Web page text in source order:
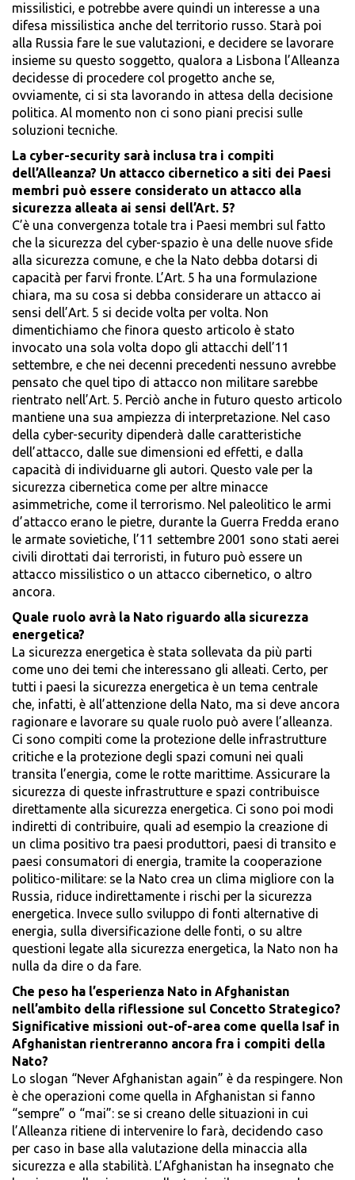
missilistici, e potrebbe avere quindi un interesse a una
difesa missilistica anche del territorio russo. Starà poi
alla Russia fare le sue valutazioni, e decidere se lavorare
insieme su questo soggetto, qualora a Lisbona l’Alleanza
decidesse di procedere col progetto anche se,
ovviamente, ci si sta lavorando in attesa della decisione
politica. Al momento non ci sono piani precisi sulle
soluzioni tecniche.
La cyber-security sarà inclusa tra i compiti
dell’Alleanza? Un attacco cibernetico a siti dei Paesi
membri può essere considerato un attacco alla
sicurezza alleata ai sensi dell’Art. 5?
C’è una convergenza totale tra i Paesi membri sul fatto
che la sicurezza del cyber-spazio è una delle nuove sfide
alla sicurezza comune, e che la Nato debba dotarsi di
capacità per farvi fronte. L’Art. 5 ha una formulazione
chiara, ma su cosa si debba considerare un attacco ai
sensi dell’Art. 5 si decide volta per volta. Non
dimentichiamo che finora questo articolo è stato
invocato una sola volta dopo gli attacchi dell’11
settembre, e che nei decenni precedenti nessuno avrebbe
pensato che quel tipo di attacco non militare sarebbe
rientrato nell’Art. 5. Perciò anche in futuro questo articolo
mantiene una sua ampiezza di interpretazione. Nel caso
della cyber-security dipenderà dalle caratteristiche
dell’attacco, dalle sue dimensioni ed effetti, e dalla
capacità di individuarne gli autori. Questo vale per la
sicurezza cibernetica come per altre minacce
asimmetriche, come il terrorismo. Nel paleolitico le armi
d’attacco erano le pietre, durante la Guerra Fredda erano
le armate sovietiche, l’11 settembre 2001 sono stati aerei
civili dirottati dai terroristi, in futuro può essere un
attacco missilistico o un attacco cibernetico, o altro
ancora.
Quale ruolo avrà la Nato riguardo alla sicurezza
energetica?
La sicurezza energetica è stata sollevata da più parti
come uno dei temi che interessano gli alleati. Certo, per
tutti i paesi la sicurezza energetica è un tema centrale
che, infatti, è all’attenzione della Nato, ma si deve ancora
ragionare e lavorare su quale ruolo può avere l’alleanza.
Ci sono compiti come la protezione delle infrastrutture
critiche e la protezione degli spazi comuni nei quali
transita l’energia, come le rotte marittime. Assicurare la
sicurezza di queste infrastrutture e spazi contribuisce
direttamente alla sicurezza energetica. Ci sono poi modi
indiretti di contribuire, quali ad esempio la creazione di
un clima positivo tra paesi produttori, paesi di transito e
paesi consumatori di energia, tramite la cooperazione
politico-militare: se la Nato crea un clima migliore con la
Russia, riduce indirettamente i rischi per la sicurezza
energetica. Invece sullo sviluppo di fonti alternative di
energia, sulla diversificazione delle fonti, o su altre
questioni legate alla sicurezza energetica, la Nato non ha
nulla da dire o da fare.
Che peso ha l’esperienza Nato in Afghanistan
nell’ambito della riflessione sul Concetto Strategico?
Significative missioni out-of-area come quella Isaf in
Afghanistan rientreranno ancora fra i compiti della
Nato?
Lo slogan “Never Afghanistan again” è da respingere. Non
è che operazioni come quella in Afghanistan si fanno
“sempre” o “mai”: se si creano delle situazioni in cui
l’Alleanza ritiene di intervenire lo farà, decidendo caso
per caso in base alla valutazione della minaccia alla
sicurezza e alla stabilità. L’Afghanistan ha insegnato che